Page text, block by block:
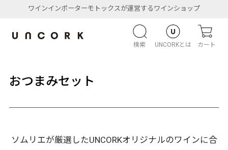
ワインインポーターモトックスが運営するワインショップ
検索 UNCORKとは カート
おつまみセット
ソムリエが厳選したUNCORKオリジナルのワインに合